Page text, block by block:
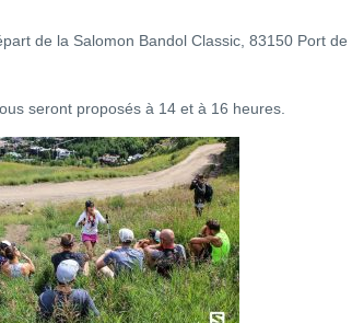
de la Salomon Bandol Classic, 83150 Port de
seront proposés à 14 et à 16 heures.